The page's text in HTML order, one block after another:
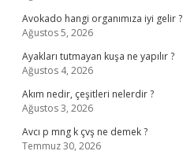
Avokado hangi organımıza iyi gelir ?
Ağustos 5, 2026
Ayakları tutmayan kuşa ne yapılır ?
Ağustos 4, 2026
Akım nedir, çeşitleri nelerdir ?
Ağustos 3, 2026
Avcı p mng k çvş ne demek ?
Temmuz 30, 2026